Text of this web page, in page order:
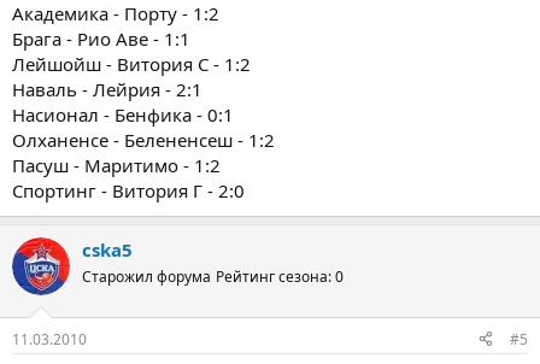
Академика - Порту - 1:2
Брага - Рио Аве - 1:1
Лейшойш - Витория С - 1:2
Наваль - Лейрия - 2:1
Насионал - Бенфика - 0:1
Олханенсе - Белененсеш - 1:2
Пасуш - Маритимо - 1:2
Спортинг - Витория Г - 2:0
cska5
Старожил форума Рейтинг сезона: 0
11.03.2010 #5